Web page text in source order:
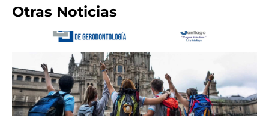
Otras Noticias